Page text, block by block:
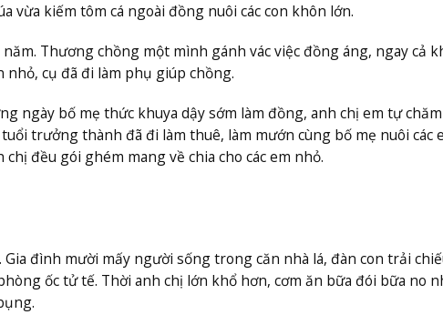
vừa kiếm tôm cá ngoài đồng nuôi các con khôn lớn.
Thương chồng một mình gánh vác việc đồng áng, ngay cả
nhỏ, cụ đã đi làm phụ giúp chồng.
ngày bố mẹ thức khuya dậy sớm làm đồng, anh chị em tự chăm
trưởng thành đã đi làm thuê, làm mướn cùng bố mẹ nuôi các
đều gói ghém mang về chia cho các em nhỏ.
Gia đình mười mấy người sống trong căn nhà lá, đàn con trải
ốc tử tế. Thời anh chị lớn khổ hơn, cơm ăn bữa đói bữa no